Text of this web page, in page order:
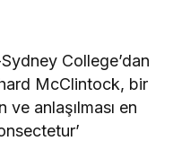
College’dan
McClintock, bir
anlaşılması en